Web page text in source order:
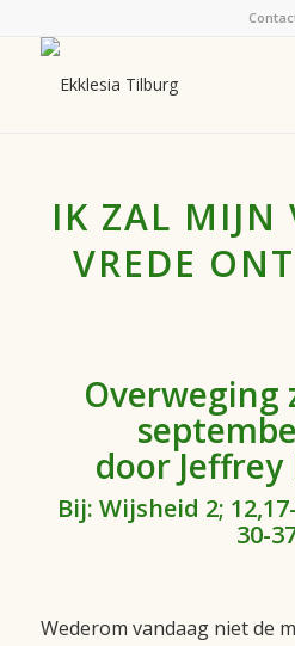
IK ZAL MIJN
VREDE
Overweging
door
Bij: Wijsheid 2;
30-
Wederom vandaag niet de